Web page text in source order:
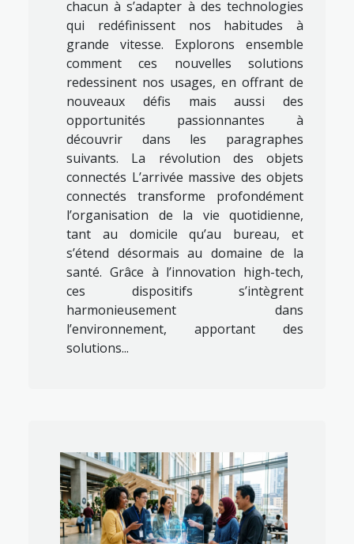
chacun à s’adapter à des technologies
qui redéfinissent nos habitudes à
grande vitesse. Explorons ensemble
comment ces nouvelles solutions
redessinent nos usages, en offrant de
nouveaux défis mais aussi des
opportunités passionnantes à
découvrir dans les paragraphes
suivants. La révolution des objets
connectés L’arrivée massive des objets
connectés transforme profondément
l’organisation de la vie quotidienne,
tant au domicile qu’au bureau, et
s’étend désormais au domaine de la
santé. Grâce à l’innovation high-tech,
ces dispositifs s’intègrent
harmonieusement dans
l’environnement, apportant des
solutions...